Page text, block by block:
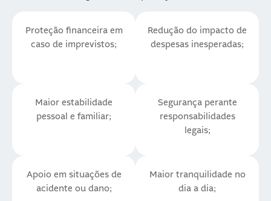
Proteção financeira em
caso de imprevistos;
Redução do impacto de
despesas inesperadas;
Maior estabilidade
pessoal e familiar;
Segurança perante
responsabilidades
legais;
Apoio em situações de
acidente ou dano;
Maior tranquilidade no
dia a dia;